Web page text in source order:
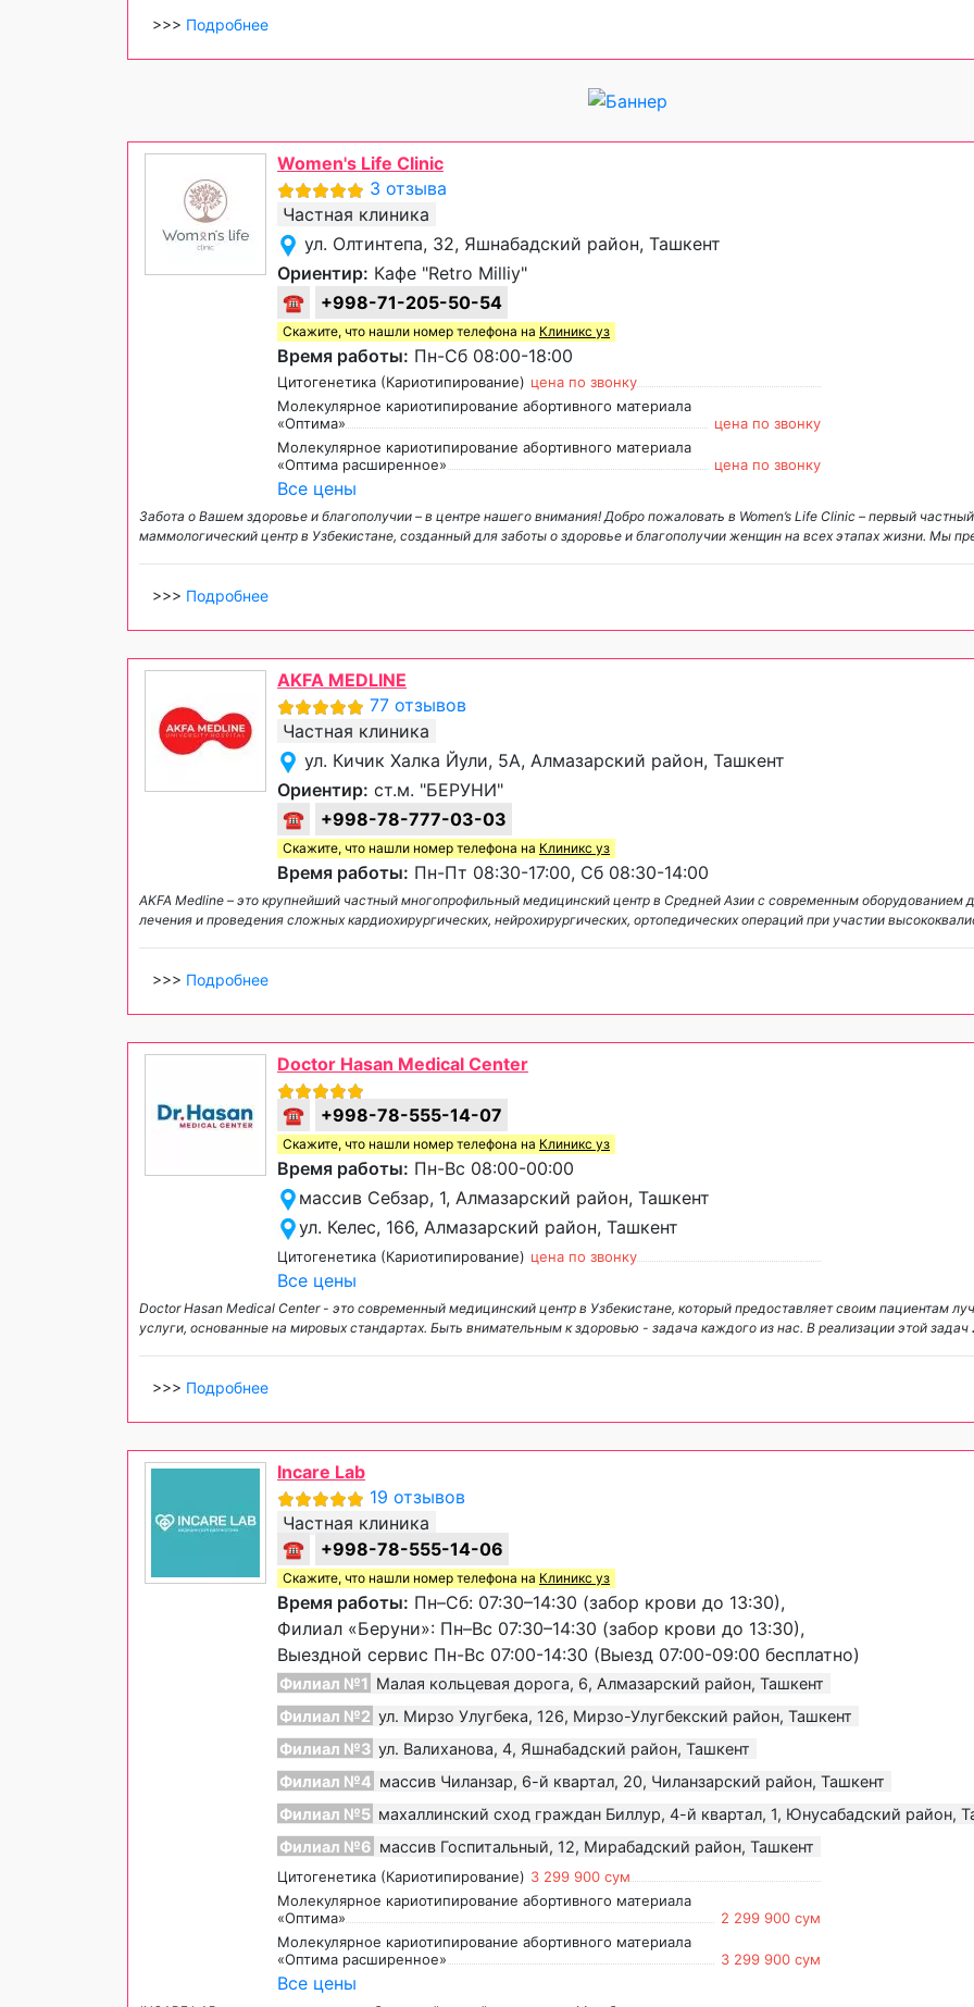
>>> Подробнее
Women's Life Clinic
3 отзыва
Частная клиника
ул. Олтинтепа, 32, Яшнабадский район, Ташкент
Ориентир: Кафе "Retro Milliy"
☎
+998-71-205-50-54
Скажите, что нашли номер телефона на Клиникс уз
Время работы: Пн-Сб 08:00-18:00
Цитогенетика (Кариотипирование) цена по звонку
Молекулярное кариотипирование абортивного материала
«Оптима»
цена по звонку
Молекулярное кариотипирование абортивного материала
«Оптима расширенное»
цена по звонку
Все цены
Забота о Вашем здоровье и благополучии – в центре нашего внимания! Добро пожаловать в Women’s Life Clinic – первый частный
маммологический центр в Узбекистане, созданный для заботы о здоровье и благополучии женщин на всех этапах жизни. Мы
>>> Подробнее
AKFA MEDLINE
77 отзывов
Частная клиника
ул. Кичик Халка Йули, 5А, Алмазарский район, Ташкент
Ориентир: ст.м. "БЕРУНИ"
☎
+998-78-777-03-03
Скажите, что нашли номер телефона на Клиникс уз
Время работы: Пн-Пт 08:30-17:00, Сб 08:30-14:00
AKFA Medline – это крупнейший частный многопрофильный медицинский центр в Средней Азии с современным оборудованием
лечения и проведения сложных кардиохирургических, нейрохирургических, ортопедических операций при участии
>>> Подробнее
Doctor Hasan Medical Center
☎ +998-78-555-14-07
Скажите, что нашли номер телефона на Клиникс уз
Время работы: Пн-Вс 08:00-00:00
массив Себзар, 1, Алмазарский район, Ташкент
ул. Келес, 166, Алмазарский район, Ташкент
Цитогенетика (Кариотипирование) цена по звонку
Все цены
Doctor Hasan Medical Center - это современный медицинский центр в Узбекистане, который предоставляет своим пациентам
услуги, основанные на мировых стандартах. Быть внимательным к здоровью - задача каждого из нас. В реализации этой задач
>>> Подробнее
Incare Lab
19 отзывов
Частная клиника
☎
+998-78-555-14-06
Скажите, что нашли номер телефона на Клиникс уз
Время работы: Пн–Сб: 07:30–14:30 (забор крови до 13:30),
Филиал «Беруни»: Пн–Вс 07:30–14:30 (забор крови до 13:30),
Выездной сервис Пн-Вс 07:00-14:30 (Выезд 07:00-09:00 бесплатно)
Филиал №1 Малая кольцевая дорога, 6, Алмазарский район, Ташкент
Филиал №2 ул. Мирзо Улугбека, 126, Мирзо-Улугбекский район, Ташкент
Филиал №3 ул. Валиханова, 4, Яшнабадский район, Ташкент
Филиал №4 массив Чиланзар, 6-й квартал, 20, Чиланзарский район, Ташкент
Филиал №5 махаллинский сход граждан Биллур, 4-й квартал, 1, Юнусабадский район,
Филиал №6 массив Госпитальный, 12, Мирабадский район, Ташкент
Цитогенетика (Кариотипирование) 3 299 900 сум
Молекулярное кариотипирование абортивного материала
«Оптима»
2 299 900 сум
Молекулярное кариотипирование абортивного материала
«Оптима расширенное»
3 299 900 сум
Все цены